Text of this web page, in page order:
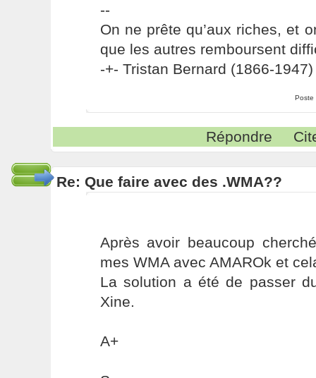
--
On ne prête qu’aux riches, et
que les autres remboursent
-+- Tristan Bernard (1866-1947)
Poste
Répondre
Re: Que faire avec des .WMA??
Après avoir beaucoup
mes WMA avec AMAROk et
La solution a été de passer
Xine.
A+